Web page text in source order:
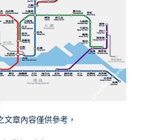
文章內容僅供參考，